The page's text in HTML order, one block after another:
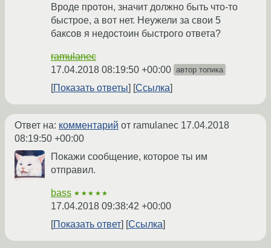
Вроде протон, значит должно быть что-то
быстрое, а вот нет. Неужели за свои 5
баксов я недостоин быстрого ответа?
ramulanec
17.04.2018 08:19:50 +00:00 автор топика
Показать ответы Ссылка
Ответ на: комментарий от ramulanec 17.04.2018
08:19:50 +00:00
Покажи сообщение, которое ты им
отправил.
bass ★★★★★
17.04.2018 09:38:42 +00:00
Показать ответ
Ссылка